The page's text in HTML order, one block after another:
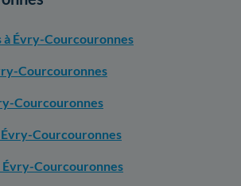
à Évry-Courcouronnes
Courcouronnes
Courcouronnes
Évry-Courcouronnes
Évry-Courcouronnes